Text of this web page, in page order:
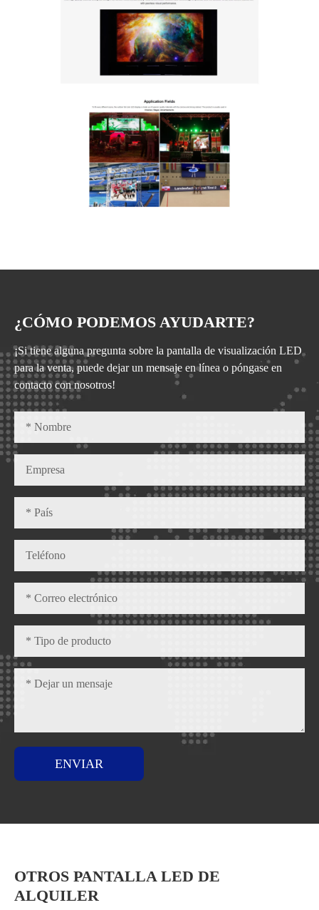
¿CÓMO PODEMOS AYUDARTE?
¡Si tiene alguna pregunta sobre la pantalla de visualización LED
para la venta, puede dejar un mensaje en línea o póngase en
contacto con nosotros!
ENVIAR
OTROS PANTALLA LED DE
ALQUILER